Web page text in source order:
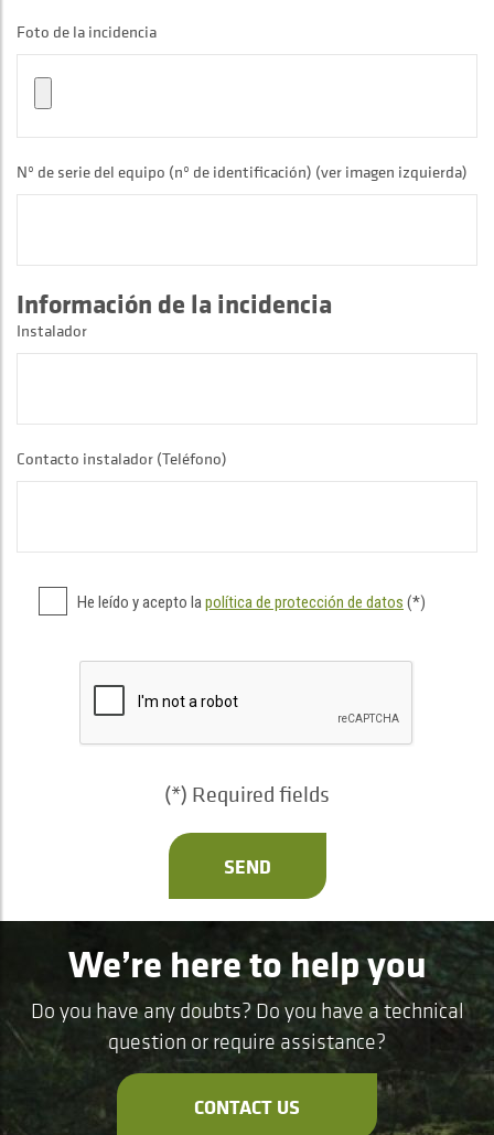
Foto de la incidencia
Nº de serie del equipo (nº de identificación) (ver imagen izquierda)
Información de la incidencia
Instalador
Contacto instalador (Teléfono)
He leído y acepto lapolítica de protección de datos (*)
(*) Required fields
SEND
We’re here to help you
Do you have any doubts? Do you have a technical
question or require assistance?
CONTACT US